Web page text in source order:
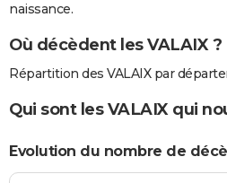
naissance.
Où décèdent les VALAIX ?
Répartition des VALAIX par
Qui sont les VALAIX qui
Evolution du nombre de